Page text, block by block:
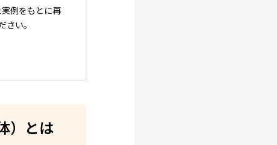
例をもとに再
い。
）とは